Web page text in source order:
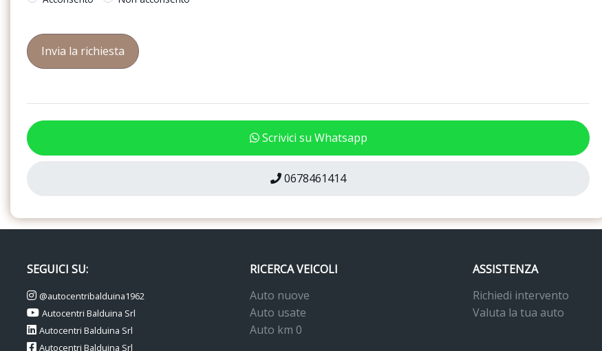
Scrivici su Whatsapp
0678461414
SEGUICI SU:
@autocentribalduina1962
Autocentri Balduina Srl
Autocentri Balduina Srl
Autocentri Balduina Srl
RICERCA VEICOLI
Auto nuove
Auto usate
Auto km 0
ASSISTENZA
Richiedi intervento
Valuta la tua auto